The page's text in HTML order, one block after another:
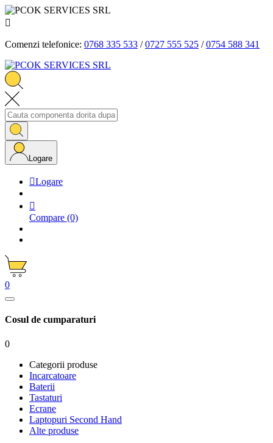

Comenzi telefonice: 0768 335 533 /0727 555 525 /0754 588 341
Logare
Logare

Compare (0)
0
Cosul de cumparaturi
0
Categorii produse
Incarcatoare
Baterii
Tastaturi
Ecrane
Laptopuri Second Hand
Alte produse